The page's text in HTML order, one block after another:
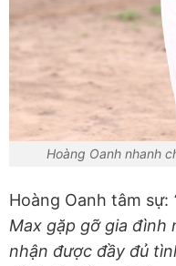
Hoàng Oanh nhanh
Hoàng Oanh tâm sự:
Max gặp gỡ gia đình
nhận được đầy đủ